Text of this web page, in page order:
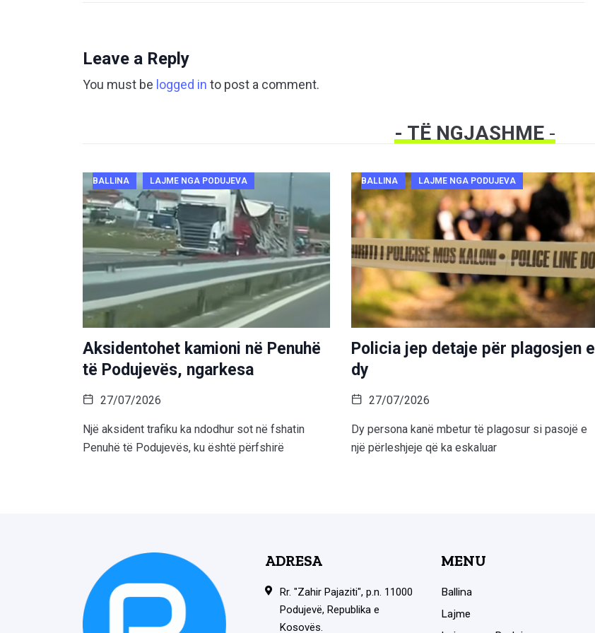
Leave a Reply
You must be logged in to post a comment.
- TË NGJASHME-
BALLINA LAJME NGA PODUJEVA
Aksidentohet kamioni në Penuhë
të Podujevës, ngarkesa
27/07/2026
Një aksident trafiku ka ndodhur sot në fshatin
Penuhë të Podujevës, ku është përfshirë
BALLINA LAJME NGA PODUJEVA
Policia jep detaje për plagosjen e
dy
27/07/2026
Dy persona kanë mbetur të plagosur si pasojë e
një përleshjeje që ka eskaluar
ADRESA
Rr. "Zahir Pajaziti", p.n. 11000
Podujevë, Republika e
Kosovës.
MENU
Ballina
Lajme